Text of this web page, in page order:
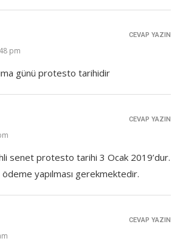
pm
günü protesto tarihidir
CEVAP YAZIN
senet protesto tarihi 3 Ocak 2019’dur.
yapılması gerekmektedir.
CEVAP YAZIN
CEVAP YAZIN